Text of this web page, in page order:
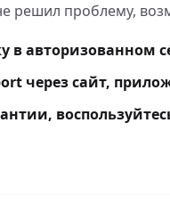
решил проблему,
в авторизованном
через сайт,